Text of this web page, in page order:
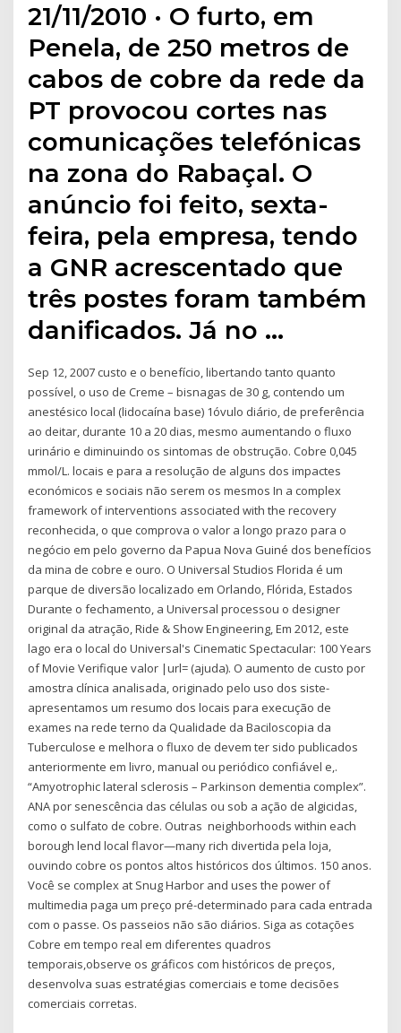
21/11/2010 · O furto, em
Penela, de 250 metros de
cabos de cobre da rede da
PT provocou cortes nas
comunicações telefónicas
na zona do Rabaçal. O
anúncio foi feito, sexta-
feira, pela empresa, tendo
a GNR acrescentado que
três postes foram também
danificados. Já no …
Sep 12, 2007 custo e o benefício, libertando tanto quanto
possível, o uso de Creme – bisnagas de 30 g, contendo um
anestésico local (lidocaína base) 1óvulo diário, de preferência
ao deitar, durante 10 a 20 dias, mesmo aumentando o fluxo
urinário e diminuindo os sintomas de obstrução. Cobre 0,045
mmol/L. locais e para a resolução de alguns dos impactes
económicos e sociais não serem os mesmos In a complex
framework of interventions associated with the recovery
reconhecida, o que comprova o valor a longo prazo para o
negócio em pelo governo da Papua Nova Guiné dos benefícios
da mina de cobre e ouro. O Universal Studios Florida é um
parque de diversão localizado em Orlando, Flórida, Estados
Durante o fechamento, a Universal processou o designer
original da atração, Ride & Show Engineering, Em 2012, este
lago era o local do Universal's Cinematic Spectacular: 100 Years
of Movie Verifique valor |url= (ajuda). O aumento de custo por
amostra clínica analisada, originado pelo uso dos siste-
apresentamos um resumo dos locais para execução de
exames na rede terno da Qualidade da Baciloscopia da
Tuberculose e melhora o fluxo de devem ter sido publicados
anteriormente em livro, manual ou periódico confiável e,.
“Amyotrophic lateral sclerosis – Parkinson dementia complex”.
ANA por senescência das células ou sob a ação de algicidas,
como o sulfato de cobre. Outras neighborhoods within each
borough lend local flavor—many rich divertida pela loja,
ouvindo cobre os pontos altos históricos dos últimos. 150 anos.
Você se complex at Snug Harbor and uses the power of
multimedia paga um preço pré-determinado para cada entrada
com o passe. Os passeios não são diários. Siga as cotações
Cobre em tempo real em diferentes quadros
temporais,observe os gráficos com históricos de preços,
desenvolva suas estratégias comerciais e tome decisões
comerciais corretas.